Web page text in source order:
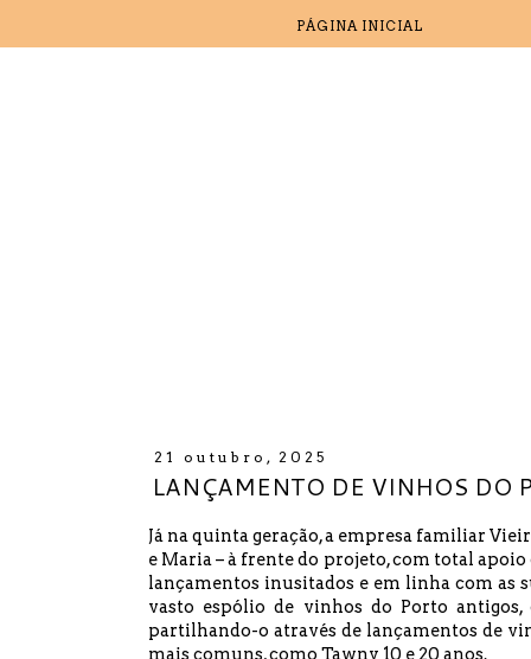
PÁGINA INICIAL
21 outubro, 2025
LANÇAMENTO DE VINHOS DO
Já na quinta geração, a empresa familiar
e Maria – à frente do projeto, com total
lançamentos inusitados e em linha com as
vasto espólio de vinhos do Porto
partilhando-o através de lançamentos de
mais comuns, como Tawny 10 e 20 anos.